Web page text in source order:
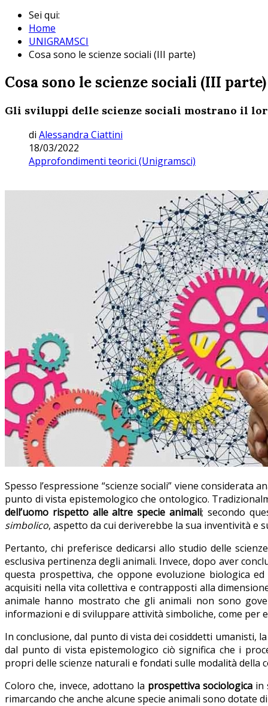
Sei qui:
Home
UNIGRAMSCI
Cosa sono le scienze sociali (III parte)
Cosa sono le scienze sociali (III parte)
Gli sviluppi delle scienze sociali mostrano il
di Alessandra Ciattini
18/03/2022
Approfondimenti teorici (Unigramsci)
Spesso l’espressione “scienze sociali” viene
punto di vista epistemologico che ontologico.
dell’uomo rispetto alle altre specie animali; secondo
simbolico, aspetto da cui deriverebbe la sua inventività e
Pertanto, chi preferisce dedicarsi allo studio delle
esclusiva pertinenza degli animali. Invece, dopo aver
questa prospettiva, che oppone evoluzione biologica
acquisiti nella vita collettiva e contrapposti alla
animale hanno mostrato che gli animali non sono
informazioni e di sviluppare attività simboliche, come
In conclusione, dal punto di vista dei cosiddetti umanisti,
dal punto di vista epistemologico ciò significa che i
propri delle scienze naturali e fondati sulle modalità
Coloro che, invece, adottano la prospettiva sociologicain
rimarcando che anche alcune specie animali sono dotate